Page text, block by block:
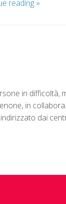
reading »
in difficoltà,
in
dai